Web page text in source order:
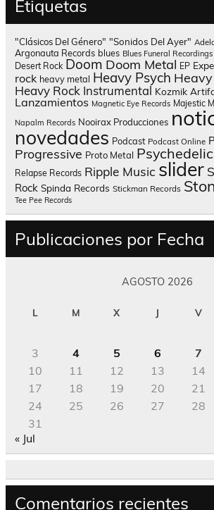
Etiquetas
"Clásicos Del Género" "Sonidos Del Ayer"
Argonauta Records blues Blues Funeral Recordings
Desert Rock Doom Doom Metal EP
rock heavy metal Heavy Psych
Heavy Rock Instrumental Kozmik
Lanzamientos Magnetic Eye Records Majestic
Napalm Records Nooirax Producciones
novedades Podcast Podcast Online
Progressive Proto Metal Psychedelic
Relapse Records Ripple Music slider
Rock Spinda Records Stickman Records
Tee Pee Records
Publicaciones por Fecha
AGOSTO 2026
L M X J V
3
4 5 6 7
10
11 12 13 14
17
18 19 20 21
24
25 26 27 28
31
« Jul
Comentarios recientes